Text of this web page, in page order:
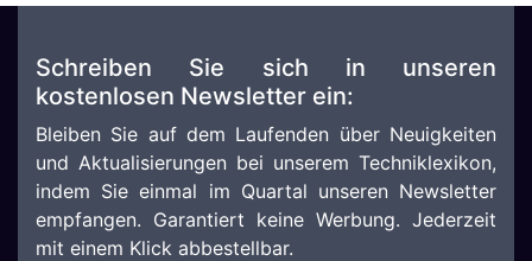
Schreiben Sie sich in unseren
kostenlosen Newsletter ein:
Bleiben Sie auf dem Laufenden über Neuigkeiten
und Aktualisierungen bei unserem Techniklexikon,
indem Sie einmal im Quartal unseren Newsletter
empfangen. Garantiert keine Werbung. Jederzeit
mit einem Klick abbestellbar.